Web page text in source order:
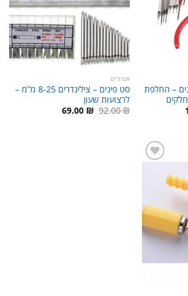
– החלפת
המחיר
אביזרים
סט פינים – צילינדרים 8-25 מ”מ –
לרצועות שעון
92.00₪ המחיר69.00 ₪ המחיר